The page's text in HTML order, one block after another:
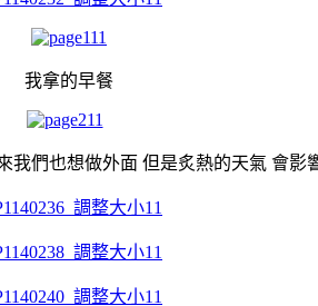
我拿的早餐
們也想做外面 但是炙熱的天氣 會影